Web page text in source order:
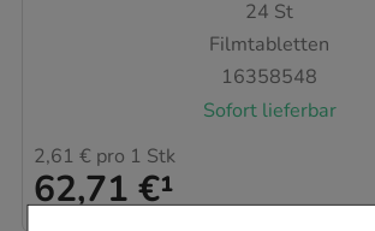
24 St
Filmtabletten
16358548
Sofort lieferbar
62,71 €¹
2,61 € pro 1 Stk